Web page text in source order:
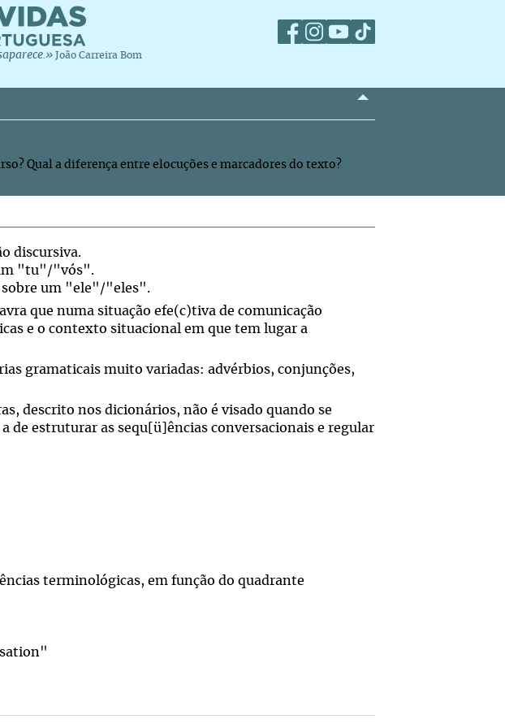
João Carreira Bom
Qual a diferença entre elocuções e marcadores do texto?
discursiva.
"tu"/"vós".
sobre um "ele"/"eles".
que numa situação efe(c)tiva de comunicação
e o contexto situacional em que tem lugar a
gramaticais muito variadas: advérbios, conjunções,
descrito nos dicionários, não é visado quando se
de estruturar as sequ[ü]ências conversacionais e regular
terminológicas, em função do quadrante